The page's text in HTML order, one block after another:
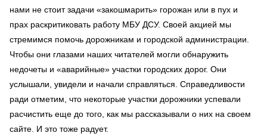
нами не стоит задачи «закошмарить» горожан или в пух и
прах раскритиковать работу МБУ ДСУ. Своей акцией мы
стремимся помочь дорожникам и городской администрации.
Чтобы они глазами наших читателей могли обнаружить
недочеты и «аварийные» участки городских дорог. Они
услышали, увидели и начали справляться. Справедливости
ради отметим, что некоторые участки дорожники успевали
расчистить еще до того, как мы рассказывали о них на своем
сайте. И это тоже радует.